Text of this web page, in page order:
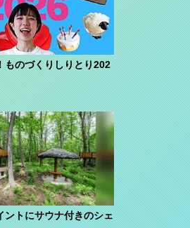
ものづくりしりとり202
ントにサウナ付きのシェ